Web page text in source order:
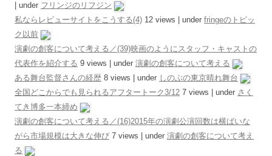
under フリンジのリフジン
私ならレビューサイトをこうする(4) 12 views under fringeのトピッ
ク以前
演劇の創客について考える／(39)映画のようにスタッフ・キャストの
代表作を紹介する 9 views under 演劇の創客について考える
ある舞台監督さんの経歴 8 views under しのぶの東京晴れ舞台
全国どこからでも見られるアフタートーク3/12 7 views under さく
てき博多一本締め
演劇の創客について考える／(16)2015年の演劇公演回数は横ばいな
がら市場規模は大きな伸び 7 views under 演劇の創客について考え
る